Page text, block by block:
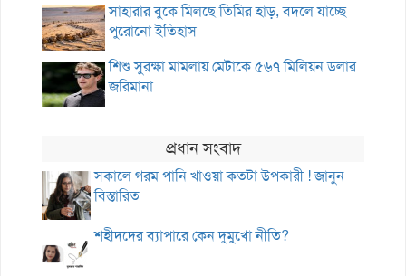
সাহারার বুকে মিলছে তিমির হাড়, বদলে যাচ্ছে
পুরোনো ইতিহাস
শিশু সুরক্ষা মামলায় মেটাকে ৫৬৭ মিলিয়ন ডলার
জরিমানা
প্রধান সংবাদ
সকালে গরম পানি খাওয়া কতটা উপকারী ! জানুন
বিস্তারিত
শহীদদের ব্যাপারে কেন দুমুখো নীতি?